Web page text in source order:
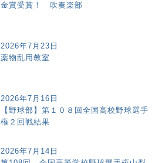
金賞受賞！ 吹奏楽部
2026年7月23日
薬物乱用教室
2026年7月16日
【野球部】第１０８回全国高校野球選手
権２回戦結果
2026年7月14日